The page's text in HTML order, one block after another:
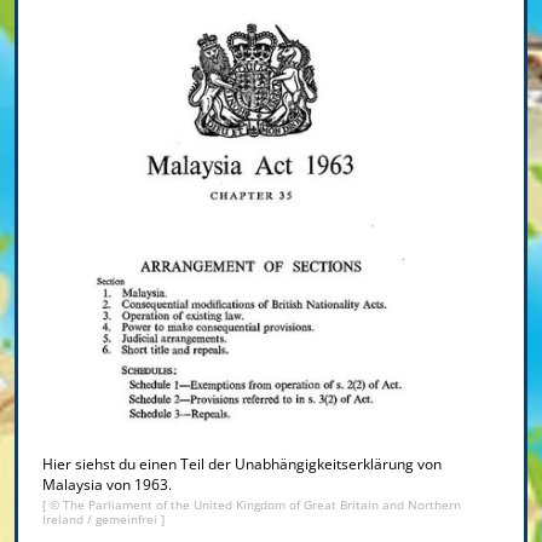
Hier siehst du einen Teil der Unabhängigkeitserklärung von
Malaysia von 1963.
[ © The Parliament of the United Kingdom of Great Britain and Northern
Ireland / gemeinfrei ]